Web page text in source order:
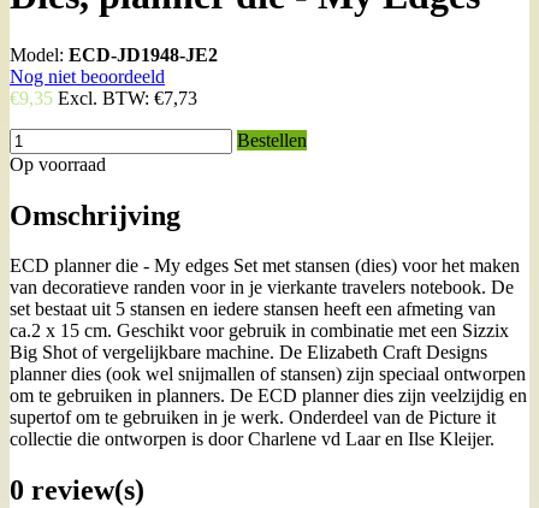
Model: ECD-JD1948-JE2
Nog niet beoordeeld
€9,35 Excl. BTW: €7,73
Bestellen
Op voorraad
Omschrijving
ECD planner die - My edges Set met stansen (dies) voor het maken
van decoratieve randen voor in je vierkante travelers notebook. De
set bestaat uit 5 stansen en iedere stansen heeft een afmeting van
ca.2 x 15 cm. Geschikt voor gebruik in combinatie met een Sizzix
Big Shot of vergelijkbare machine. De Elizabeth Craft Designs
planner dies (ook wel snijmallen of stansen) zijn speciaal ontworpen
om te gebruiken in planners. De ECD planner dies zijn veelzijdig en
supertof om te gebruiken in je werk. Onderdeel van de Picture it
collectie die ontworpen is door Charlene vd Laar en Ilse Kleijer.
0 review(s)